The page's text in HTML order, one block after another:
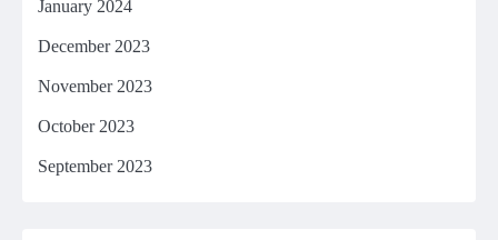
January 2024
December 2023
November 2023
October 2023
September 2023